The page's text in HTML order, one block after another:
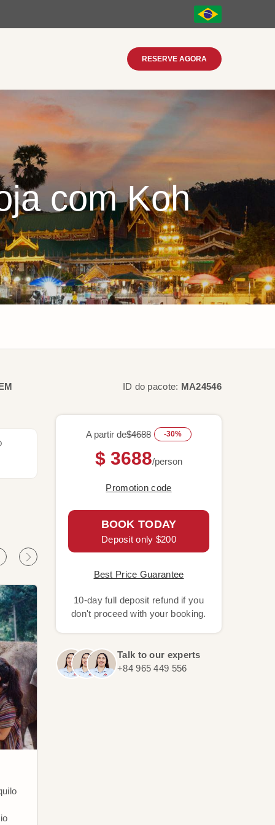
RESERVE AGORA
com Koh
ID do pacote: MA24546
A partir de$4688 -30%
$ 3688/person
Promotion code
BOOK TODAY
Deposit only $200
Best Price Guarantee
10-day full deposit refund if you
don't proceed with your booking.
Talk to our experts
+84 965 449 556